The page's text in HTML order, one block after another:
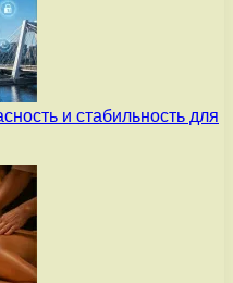
и стабильность для